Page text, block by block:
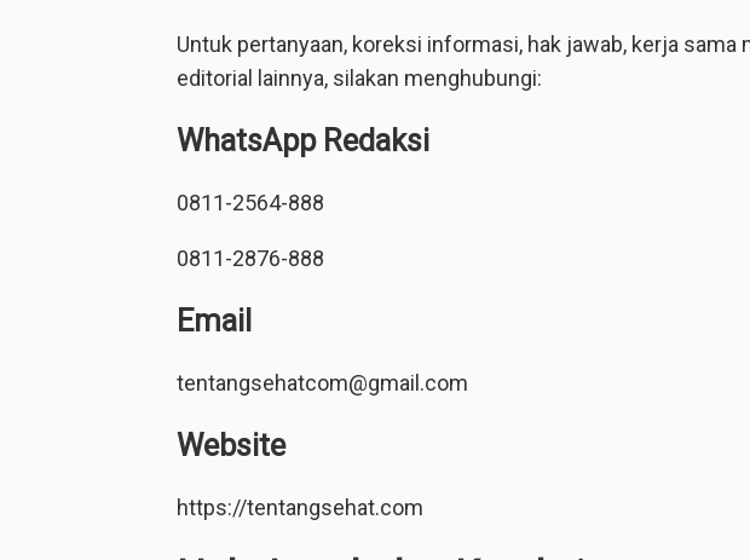
Untuk pertanyaan, koreksi informasi, hak jawab, kerja sama
editorial lainnya, silakan menghubungi:
WhatsApp Redaksi
0811-2564-888
0811-2876-888
Email
tentangsehatcom@gmail.com
Website
https://tentangsehat.com